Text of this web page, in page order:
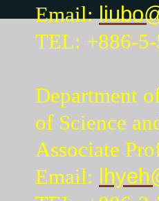
Email:
TEL: +886-
Department
of Science
Associate
Email: